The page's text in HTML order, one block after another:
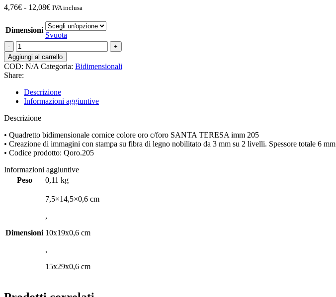
4,76€ - 12,08€Fascia
prezzo:
da
4,76€
a
12,08€
IVA inclusa
Dimensioni
Svuota
Quadretto
bidimensionale
cornice
colore
oro
c/foro
SANTA
TERESA
imm
quantità
Aggiungi al carrello
COD: N/A Categoria: Bidimensionali
Share:
Descrizione
Informazioni aggiuntive
Descrizione
• Quadretto bidimensionale cornice colore oro c/foro SANTA TERESA imm 205
• Creazione di immagini con stampa su fibra di legno nobilitato da 3 mm su 2 livelli. Spessore totale 6
• Codice prodotto: Qoro.205
Informazioni aggiuntive
Peso
0,11 kg
Dimensioni
7,5×14,5×0,6 cm
,
10x19x0,6 cm
,
15x29x0,6 cm